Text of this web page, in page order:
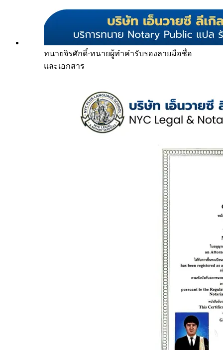
ทนายจิรศักดิ์·ทนายผู้ทำคำรับรองลายมือชื่อ
และเอกสาร